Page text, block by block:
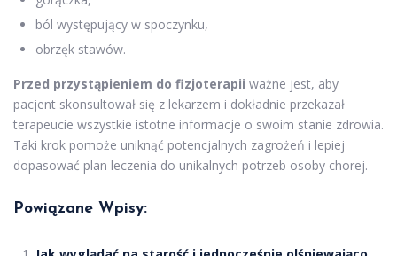
ból występujący w spoczynku,
obrzęk stawów.
Przed przystąpieniem do fizjoterapii ważne jest, aby
pacjent skonsultował się z lekarzem i dokładnie przekazał
terapeucie wszystkie istotne informacje o swoim stanie zdrowia.
Taki krok pomoże uniknąć potencjalnych zagrożeń i lepiej
dopasować plan leczenia do unikalnych potrzeb osoby chorej.
Powiązane Wpisy: